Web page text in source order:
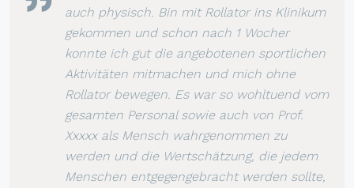
auch physisch. Bin mit Rollator ins Klinikum
gekommen und schon nach 1 Wocher
konnte ich gut die angebotenen sportlichen
Aktivitäten mitmachen und mich ohne
Rollator bewegen. Es war so wohltuend vom
gesamten Personal sowie auch von Prof.
Xxxxx als Mensch wahrgenommen zu
werden und die Wertschätzung, die jedem
Menschen entgegengebracht werden sollte,